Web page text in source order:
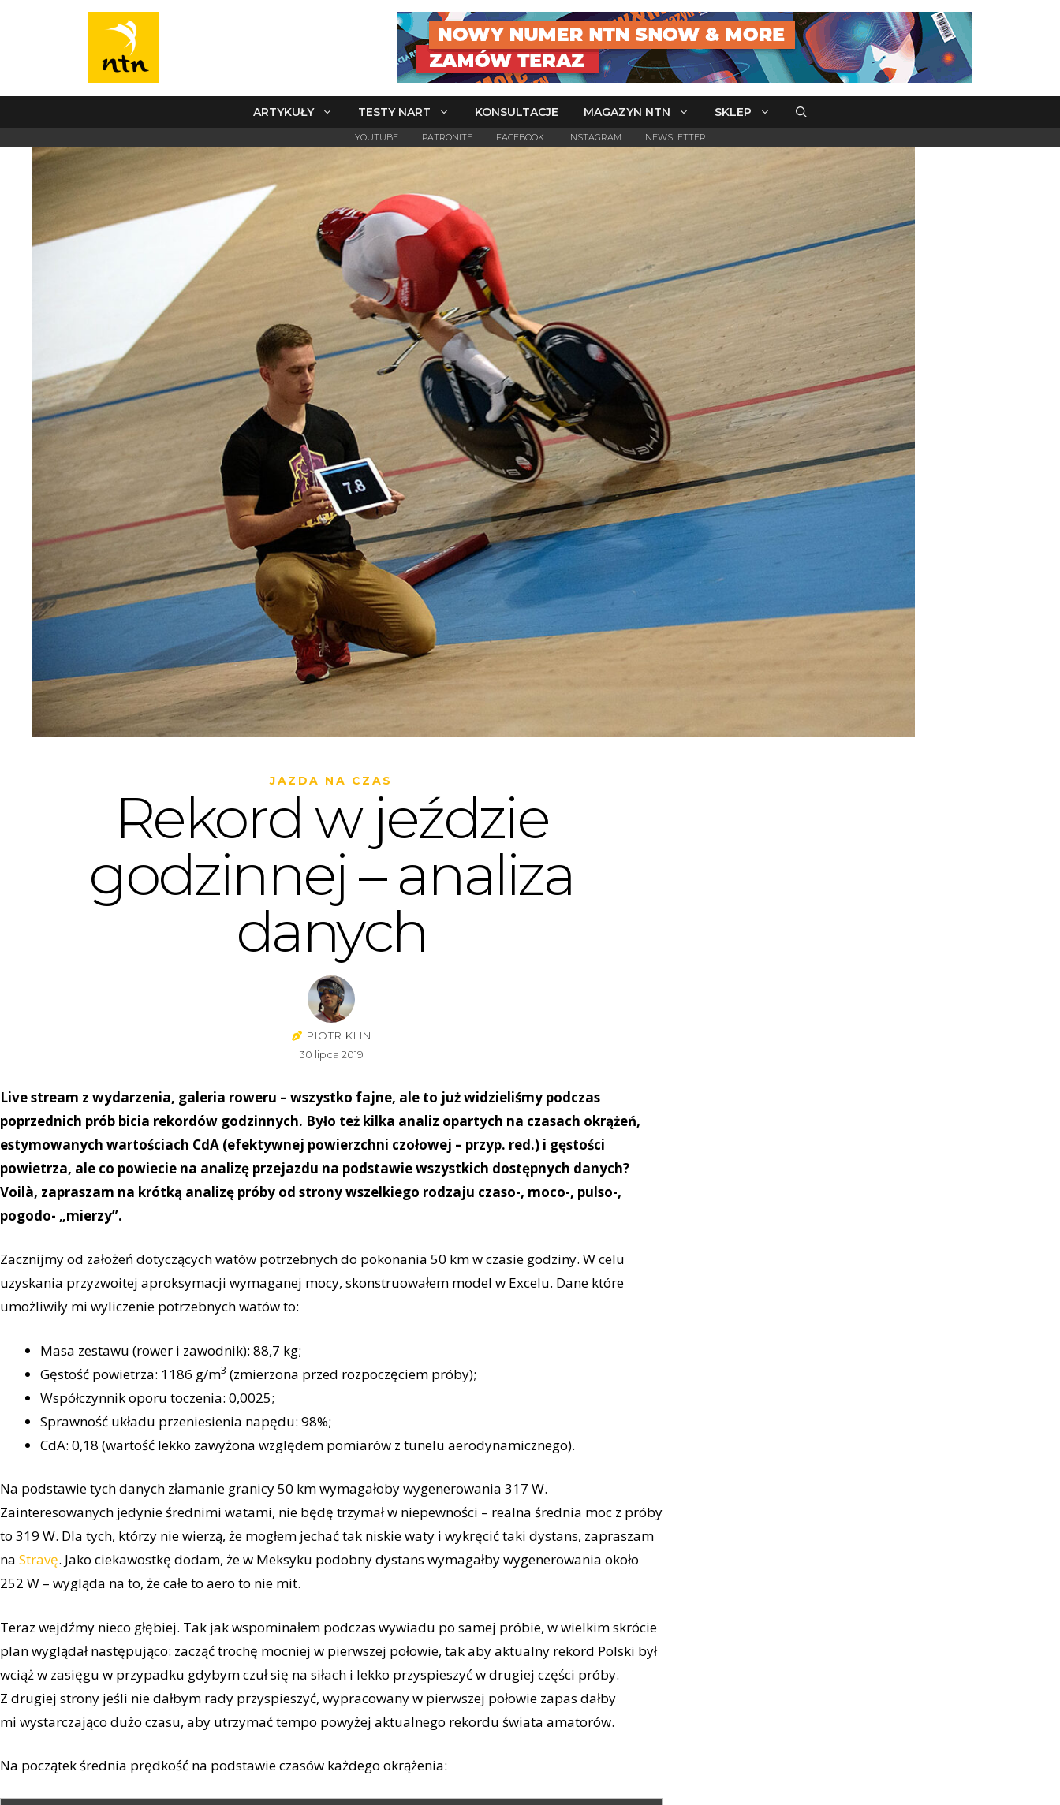
ARTYKUŁY TESTY NART KONSULTACJE MAGAZYN NTN SKLEP
YOUTUBE PATRONITE FACEBOOK INSTAGRAM NEWSLETTER
JAZDA NA CZAS
Rekord w jeździe
godzinnej – analiza
danych
PIOTR KLIN
30 lipca 2019
Live stream z wydarzenia, galeria roweru – wszystko fajne, ale to już widzieliśmy podczas
poprzednich prób bicia rekordów godzinnych. Było też kilka analiz opartych na czasach okrążeń,
estymowanych wartościach CdA (efektywnej powierzchni czołowej – przyp. red.) i gęstości
powietrza, ale co powiecie na analizę przejazdu na podstawie wszystkich dostępnych danych?
Voilà, zapraszam na krótką analizę próby od strony wszelkiego rodzaju czaso-, moco-, pulso-,
pogodo- „mierzy”.
Zacznijmy od założeń dotyczących watów potrzebnych do pokonania 50 km w czasie godziny. W celu
uzyskania przyzwoitej aproksymacji wymaganej mocy, skonstruowałem model w Excelu. Dane które
umożliwiły mi wyliczenie potrzebnych watów to:
Masa zestawu (rower i zawodnik): 88,7 kg;
Gęstość powietrza: 1186 g/m3 (zmierzona przed rozpoczęciem próby);
Współczynnik oporu toczenia: 0,0025;
Sprawność układu przeniesienia napędu: 98%;
CdA: 0,18 (wartość lekko zawyżona względem pomiarów z tunelu aerodynamicznego).
Na podstawie tych danych złamanie granicy 50 km wymagałoby wygenerowania 317 W.
Zainteresowanych jedynie średnimi watami, nie będę trzymał w niepewności – realna średnia moc z próby
to 319 W. Dla tych, którzy nie wierzą, że mogłem jechać tak niskie waty i wykręcić taki dystans, zapraszam
na Stravę. Jako ciekawostkę dodam, że w Meksyku podobny dystans wymagałby wygenerowania około
252 W – wygląda na to, że całe to aero to nie mit.
Teraz wejdźmy nieco głębiej. Tak jak wspominałem podczas wywiadu po samej próbie, w wielkim skrócie
plan wyglądał następująco: zacząć trochę mocniej w pierwszej połowie, tak aby aktualny rekord Polski był
wciąż w zasięgu w przypadku gdybym czuł się na siłach i lekko przyspieszyć w drugiej części próby.
Z drugiej strony jeśli nie dałbym rady przyspieszyć, wypracowany w pierwszej połowie zapas dałby
mi wystarczająco dużo czasu, aby utrzymać tempo powyżej aktualnego rekordu świata amatorów.
Na początek średnia prędkość na podstawie czasów każdego okrążenia: